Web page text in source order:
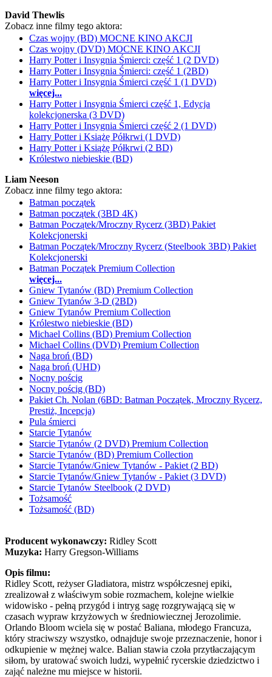
David Thewlis
Zobacz inne filmy tego aktora:
Czas wojny (BD) MOCNE KINO AKCJI
Czas wojny (DVD) MOCNE KINO AKCJI
Harry Potter i Insygnia Śmierci: część 1 (2 DVD)
Harry Potter i Insygnia Śmierci: część 1 (2BD)
Harry Potter i Insygnia Śmierci część 1 (1 DVD)
więcej...
Harry Potter i Insygnia Śmierci część 1, Edycja
kolekcjonerska (3 DVD)
Harry Potter i Insygnia Śmierci część 2 (1 DVD)
Harry Potter i Książę Półkrwi (1 DVD)
Harry Potter i Książę Półkrwi (2 BD)
Królestwo niebieskie (BD)
Liam Neeson
Zobacz inne filmy tego aktora:
Batman początek
Batman początek (3BD 4K)
Batman Początek/Mroczny Rycerz (3BD) Pakiet
Kolekcjonerski
Batman Początek/Mroczny Rycerz (Steelbook 3BD) Pakiet
Kolekcjonerski
Batman Początek Premium Collection
więcej...
Gniew Tytanów (BD) Premium Collection
Gniew Tytanów 3-D (2BD)
Gniew Tytanów Premium Collection
Królestwo niebieskie (BD)
Michael Collins (BD) Premium Collection
Michael Collins (DVD) Premium Collection
Naga broń (BD)
Naga broń (UHD)
Nocny pościg
Nocny pościg (BD)
Pakiet Ch. Nolan (6BD: Batman Początek, Mroczny Rycerz,
Prestiż, Incepcja)
Pula śmierci
Starcie Tytanów
Starcie Tytanów (2 DVD) Premium Collection
Starcie Tytanów (BD) Premium Collection
Starcie Tytanów/Gniew Tytanów - Pakiet (2 BD)
Starcie Tytanów/Gniew Tytanów - Pakiet (3 DVD)
Starcie Tytanów Steelbook (2 DVD)
Tożsamość
Tożsamość (BD)
Producent wykonawczy: Ridley Scott
Muzyka: Harry Gregson-Williams
Opis filmu:
Ridley Scott, reżyser Gladiatora, mistrz współczesnej epiki,
zrealizował z właściwym sobie rozmachem, kolejne wielkie
widowisko - pełną przygód i intryg sagę rozgrywającą się w
czasach wypraw krzyżowych w średniowiecznej Jerozolimie.
Orlando Bloom wciela się w postać Baliana, młodego Francuza,
który straciwszy wszystko, odnajduje swoje przeznaczenie, honor i
odkupienie w mężnej walce. Balian stawia czoła przytłaczającym
siłom, by uratować swoich ludzi, wypełnić rycerskie dziedzictwo i
zająć należne mu miejsce w historii.